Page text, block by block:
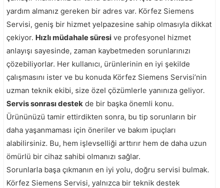
yardım almanız gereken bir adres var. Körfez Siemens
Servisi, geniş bir hizmet yelpazesine sahip olmasıyla dikkat
çekiyor. Hızlı müdahale süresi ve profesyonel hizmet
anlayışı sayesinde, zaman kaybetmeden sorunlarınızı
çözebiliyorlar. Her kullanıcı, ürünlerinin en iyi şekilde
çalışmasını ister ve bu konuda Körfez Siemens Servisi’nin
uzman teknik ekibi, size özel çözümlerle yanınıza geliyor.
Servis sonrası destek de bir başka önemli konu.
Ürününüzü tamir ettirdikten sonra, bu tip sorunların bir
daha yaşanmaması için öneriler ve bakım ipuçları
alabilirsiniz. Bu, hem işlevselliği arttırır hem de daha uzun
ömürlü bir cihaz sahibi olmanızı sağlar.
Sorunlarla başa çıkmanın en iyi yolu, doğru servisi bulmak.
Körfez Siemens Servisi, yalnızca bir teknik destek